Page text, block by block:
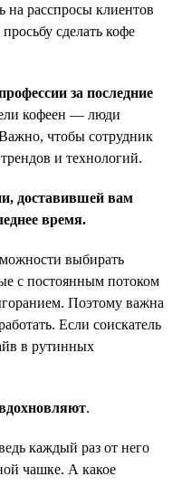
на расспросы клиентов
сделать кофе
за последние
кофеен — люди
чтобы сотрудник
и технологий.
доставившей вам
время.
выбирать
с постоянным потоком
Поэтому важна
Если соискатель
в рутинных
.
каждый раз от него
чашке. А какое